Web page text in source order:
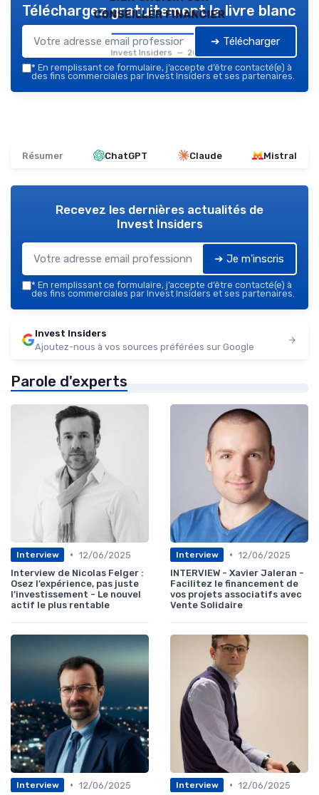
conseiller financier
Invest Insiders — 2026
Téléchargez gratuitement le livre blanc
➔ Télécharger
* En remplissant ce formulaire, j’accepte d’être contacté(e) à
des fins commerciales par Invest Insiders et ses partenaires.
Résumer ChatGPT Claude Mistral
Recevez les dernières actualités de
Invest Insiders
➔ Je m'inscris
* En remplissant ce formulaire, j’accepte d’être contacté(e) à
des fins commerciales par Invest Insiders et ses partenaires.
Invest Insiders
Ajoutez-nous à vos sources préférées sur Google
Parole d'experts
Interview • 12/06/2025
Interview de Nicolas Felger :
Osez l’expérience, pas juste
l’investissement - Le nouvel
actif le plus rentable
Interview • 12/06/2025
INTERVIEW - Xavier Jaleran -
Facilitez le financement de
vos projets associatifs avec
Vente Solidaire
Interview • 12/06/2025 Interview • 12/06/2025